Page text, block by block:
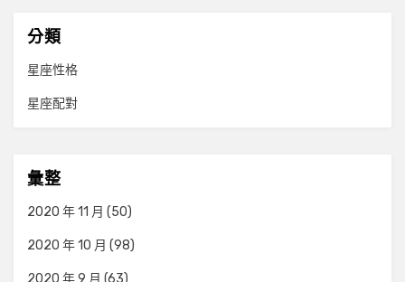
分類
星座性格
星座配對
彙整
2020 年 11 月 (50)
2020 年 10 月 (98)